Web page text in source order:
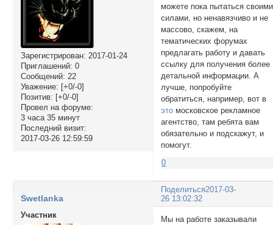
Зарегистрирован: 2017-01-24
Приглашений: 0
Сообщений: 22
Уважение: [+0/-0]
Позитив: [+0/-0]
Провел на форуме:
3 часа 35 минут
Последний визит:
2017-03-26 12:59:59
можете пока пытаться своими
силами, но ненавязчиво и не
массово, скажем, на
тематических форумах
предлагать работу и давать
ссылку для получения более
детальной информации. А
лучше, попробуйте
обратиться, например, вот в
это московское рекламное
агентство, там ребята вам
обязательно и подскажут, и
помогут.
0
Поделиться2017-03-
26 13:02:32
Swetlanka
Участник
Мы на работе заказывали